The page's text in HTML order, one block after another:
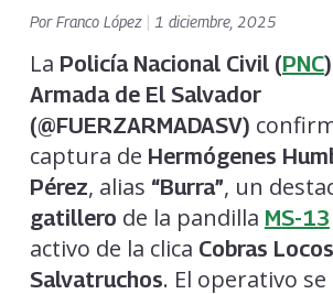
PorFranco López 1 diciembre, 2025
La Policía Nacional Civil (PNC)
Armada de El Salvador
(@FUERZARMADASV)
captura de Hermógenes
Pérez, alias “Burra”, un
gatillero de la pandilla MS-13
activo de la clica Cobras Locos
Salvatruchos. El operativo